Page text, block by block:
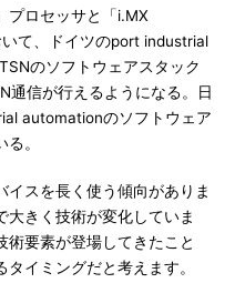
プロセッサと「i.MX
て、ドイツのport industrial
のソフトウェアスタック
通信が行えるようになる。日
automationのソフトウェア
。
スを長く使う傾向がありま
きく技術が変化していま
要素が登場してきたこと
イミングだと考えます。